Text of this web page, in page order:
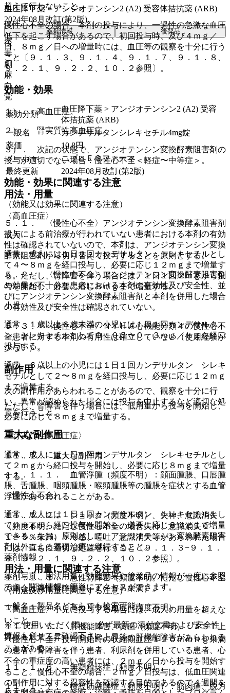
超えて行わないこと。
慢性心不全の場合、本剤の投与により、一過性の急激な血圧
低下を起こす場合があるので、初回投与時、及び４ｍｇ／
日、８ｍｇ／日への増量時には、血圧等の観察を十分に行う
こと〔９．１．３、９．１．４、９．１．７、９．１．８、
９．２．１、９．２．２、１０．２参照〕。
効能・効果
１）． 高血圧症。
２）． 腎実質性高血圧症。
３）． 次記の状態で、アンジオテンシン変換酵素阻害剤の
投与が適切でない場合：慢性心不全＜軽症〜中等症＞。
効能・効果に関連する注意
（効能又は効果に関連する注意）
５．１． 〈慢性心不全〉アンジオテンシン変換酵素阻害剤
投与による前治療が行われていない患者における本剤の有効
性は確認されていないので、本剤は、アンジオテンシン変換
酵素阻害剤から切り替えて投与することを原則とする。
５．２． 〈慢性心不全〉アンジオテンシン変換酵素阻害剤
の効果が不十分な患者における本剤の有効性及び安全性、並
びにアンジオテンシン変換酵素阻害剤と本剤を併用した場合
の有効性及び安全性は確認されていない。
５．３． 〈慢性心不全〉ＮＹＨＡ心機能分類４の慢性心不
全患者に対する本剤の有用性は確立していない（使用経験が
少ない）。
副作用
次の副作用があらわれることがあるので、観察を十分に行
い、異常が認められた場合には投与を中止するなど適切な処
置を行うこと。
重大な副作用
１１．１． 重大な副作用
１１．１．１． 血管浮腫（頻度不明）：顔面腫脹、口唇腫
脹、舌腫脹、咽頭腫脹・喉頭腫脹等の腫脹を症状とする血管
浮腫があらわれることがある。
１１．１．２． ショック（頻度不明）、失神、意識消失
（頻度不明。ただし慢性心不全の場合失神、意識消失０．
１〜５％未満）：冷感、嘔吐、意識消失等があらわれた場合
には、直ちに適切な処置を行うこと〔９．１．３−９．１．
８、９．２．１、９．２．２、１０．２参照〕。
１１．１．３． 急性腎障害（頻度不明。ただし慢性心不全
の場合は急性腎障害０．１〜５％未満）。
１１．１．４． 高カリウム血症（頻度不明）。
１１．１．５． 肝機能障害、黄疸（頻度不明）：ＡＳＴ上
昇、ＡＬＴ上昇、γ−ＧＴＰ上昇等の肝機能障害があらわれる
ことがある。
１１．１．６． 無顆粒球症（頻度不明）。
１１．１．７． 横紋筋融解症（頻度不明）：筋肉痛、脱力
血圧降下薬 > アンジオテンシン2 (A2) 受容体拮抗薬 (ARB)
2024年08月改訂(第2版)
薬剤情報 後発品
後
毒
劇
麻
向
覚
薬効分類
血圧降下薬 > アンジオテンシン2 (A2) 受容
体拮抗薬 (ARB)
一般名
カンデサルタンシレキセチル4mg錠
薬価
10.8円
メーカー
ニプロＥＳファーマ
最終更新
2024年08月改訂(第2版)
用法・用量
〈高血圧症〉
成人
通常、成人には１日１回カンデサルタン シレキセチルとし
て４〜８ｍｇを経口投与し、必要に応じ１２ｍｇまで増量す
る。ただし、腎障害を伴う場合には、１日１回２ｍｇから投
与を開始し、必要に応じ８ｍｇまで増量する。
小児
通常、１歳以上６歳未満の小児には１日１回カンデサルタ
ン シレキセチルとして０．０５〜０．３ｍｇ／ｋｇを経口
投与する。
通常、６歳以上の小児には１日１回カンデサルタン シレキ
セチルとして２〜８ｍｇを経口投与し、必要に応じ１２ｍｇ
まで増量する。
ただし、腎障害を伴う場合には、低用量から投与を開始し、
必要に応じて８ｍｇまで増量する。
〈腎実質性高血圧症〉
通常、成人には１日１回カンデサルタン シレキセチルとし
て２ｍｇから経口投与を開始し、必要に応じ８ｍｇまで増量
する。
〈慢性心不全〉
通常、成人には１日１回カンデサルタン シレキセチルとし
て４ｍｇから経口投与を開始し、必要に応じ８ｍｇまで増量
できる。なお、原則として、アンジオテンシン変換酵素阻害
剤以外による基礎治療は継続すること。
用法・用量に関連する注意
（用法及び用量に関連する注意）
〈高血圧症〉小児に投与する場合には、成人の用量を超えな
いこと。
〈慢性心不全〉投与開始時の収縮期血圧１２０ｍｍＨｇ未満
の患者、腎障害を伴う患者、利尿剤を併用している患者、心
不全の重症度の高い患者には、２ｍｇ／日から投与を開始す
ること。慢性心不全の場合、２ｍｇ／日投与は、低血圧関連
の副作用に対する忍容性を確認する目的であるので４週間を
薬剤情報
薬剤写真、用法用量、効能効果や後発品の情報が一度に参照
でき、関連情報へ簡単にアクセスができます。
一般名、製品名どちらでも検索可能！
※ ご使用いただく際に、必ず最新の添付文書および安全性
情報も併せてご確認下さい。